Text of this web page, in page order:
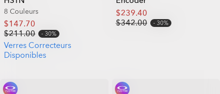
8 Couleurs
$147.70
$211.00
30%
Verres Correcteurs
Disponibles
$239.40
$342.00
30%